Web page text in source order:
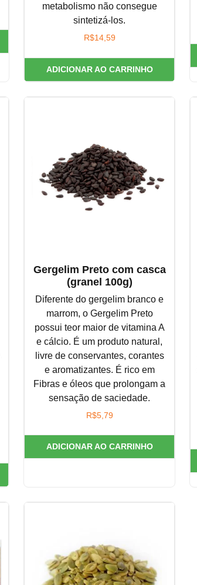
metabolismo não consegue
sintetizá-los.
R$14,59
ADICIONAR AO CARRINHO
Gergelim Preto com casca
(granel 100g)
Diferente do gergelim branco e
marrom, o Gergelim Preto
possui teor maior de vitamina A
e cálcio. É um produto natural,
livre de conservantes, corantes
e aromatizantes. É rico em
Fibras e óleos que prolongam a
sensação de saciedade.
R$5,79
ADICIONAR AO CARRINHO